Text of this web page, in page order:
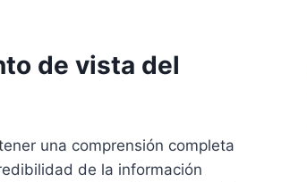
de vista del
una comprensión completa
de la información